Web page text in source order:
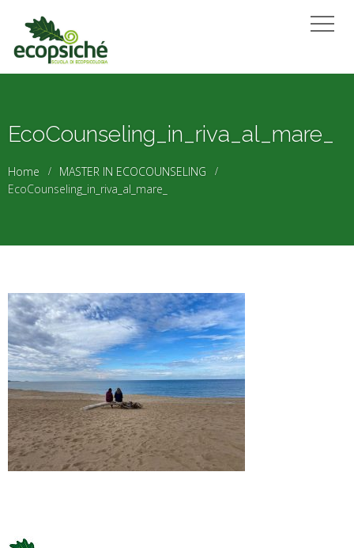
EcoCounseling_in_riva_al_mare_
Home
MASTER IN ECOCOUNSELING
EcoCounseling_in_riva_al_mare_